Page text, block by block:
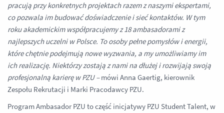
pracują przy konkretnych projektach razem z naszymi ekspertami,
co pozwala im budować doświadczenie i sieć kontaktów. W tym
roku akademickim współpracujemy z 18 ambasadorami z
najlepszych uczelni w Polsce. To osoby pełne pomysłów i energii,
które chętnie podejmują nowe wyzwania, a my umożliwiamy im
ich realizację. Niektórzy zostają z nami na dłużej i rozwijają swoją
profesjonalną karierę w PZU –mówi Anna Gaertig, kierownik
Zespołu Rekrutacji i Marki Pracodawcy PZU.
Program Ambasador PZU to część inicjatywy PZU Student Talent, w